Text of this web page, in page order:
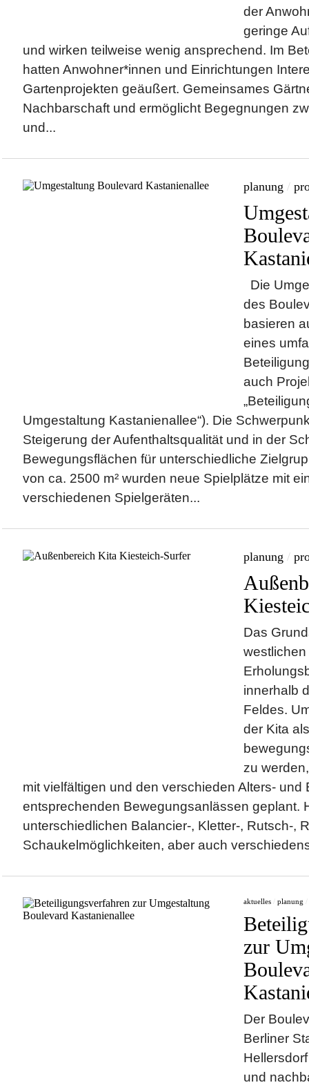
der
geringe
und wirken teilweise wenig ansprechend. Im
hatten Anwohner*innen und Einrichtungen
Gartenprojekten geäußert. Gemeinsames
Nachbarschaft und ermöglicht Begegnungen
und...
planung /
Die
des
basieren
eines
auch
Umgestaltung Kastanienallee“). Die
Steigerung der Aufenthaltsqualität und in der
Bewegungsflächen für unterschiedliche
von ca. 2500 m² wurden neue Spielplätze mit
verschiedenen Spielgeräten...
planung /
Das
innerhalb
Feldes.
der Kita
zu
mit vielfältigen und den verschieden Alters- und
entsprechenden Bewegungsanlässen geplant.
unterschiedlichen Balancier-, Kletter-, Rutsch-,
Schaukelmöglichkeiten, aber auch
aktuelles/ planung
zur
Der
Berliner
und